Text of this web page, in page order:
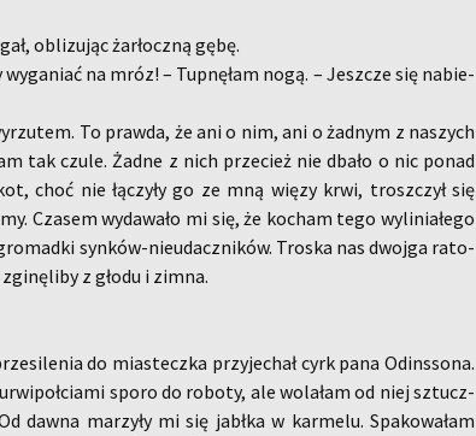
ob­li­zu­jąc żar­łocz­ną gębę.
na mróz! – Tup­nę­łam nogą. – Jesz­cze się na­bie­
To praw­da, że ani o nim, ani o żad­nym z na­szych
tak czule. Żadne z nich prze­cież nie dbało o nic ponad
choć nie łą­czy­ły go ze mną więzy krwi, trosz­czył się
Cza­sem wy­da­wa­ło mi się, że ko­cham tego wy­li­nia­łe­go
syn­ków-nie­udacz­ni­ków. Tro­ska nas dwoj­ga ra­to­
z głodu i zimna.
do mia­stecz­ka przy­je­chał cyrk pana Od­ins­so­na.
sporo do ro­bo­ty, ale wo­la­łam od niej sztucz­
dawna ma­rzy­ły mi się jabł­ka w kar­me­lu. Spa­ko­wa­łam